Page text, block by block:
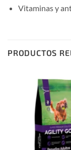
Vitaminas y
PRODUCTOS